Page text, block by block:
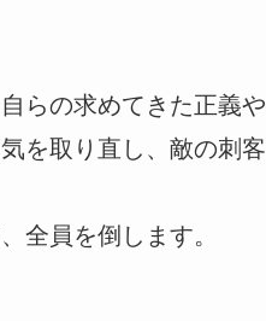
らの求めてきた正義や
を取り直し、敵の刺客
全員を倒します。